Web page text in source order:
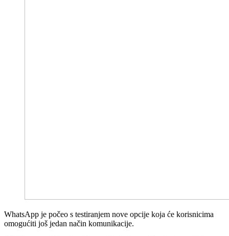
WhatsApp je počeo s testiranjem nove opcije koja će korisnicima
omogućiti još jedan način komunikacije.